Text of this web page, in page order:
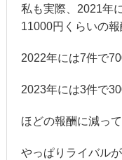
私も実際、2021年
11000円くらいの
2022年には7件で
2023年には3件で
ほどの報酬に減っ
やっぱりライバル